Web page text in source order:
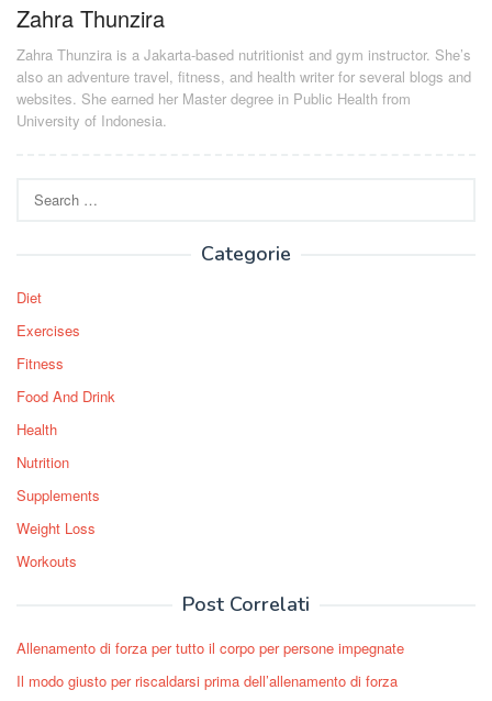
Zahra Thunzira
Zahra Thunzira is a Jakarta-based nutritionist and gym instructor. She’s
also an adventure travel, fitness, and health writer for several blogs and
websites. She earned her Master degree in Public Health from
University of Indonesia.
for:
Categorie
Diet
Exercises
Fitness
Food And Drink
Health
Nutrition
Supplements
Weight Loss
Workouts
Post Correlati
Allenamento di forza per tutto il corpo per persone impegnate
Il modo giusto per riscaldarsi prima dell’allenamento di forza